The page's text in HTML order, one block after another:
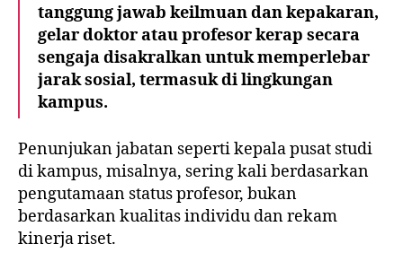
tanggung jawab keilmuan dan kepakaran,
gelar doktor atau profesor kerap secara
sengaja disakralkan untuk memperlebar
jarak sosial, termasuk di lingkungan
kampus.
Penunjukan jabatan seperti kepala pusat studi
di kampus, misalnya, sering kali berdasarkan
pengutamaan status profesor, bukan
berdasarkan kualitas individu dan rekam
kinerja riset.